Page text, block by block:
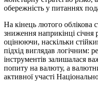
обережність у питаннях
На кінець лютого облікова
зниження наприкінці січня
оцінюючи, наскільки
підхід виглядав логічним:
інструментів залишалася
попиту на валюту, а
активної участі